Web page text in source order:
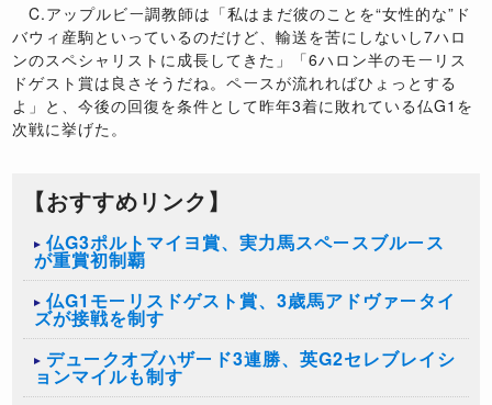
C.アップルビー調教師は「私はまだ彼のことを“女性的な”ド
バウィ産駒といっているのだけど、輸送を苦にしないし7ハロ
ンのスペシャリストに成長してきた」「6ハロン半のモーリス
ドゲスト賞は良さそうだね。ペースが流れればひょっとする
よ」と、今後の回復を条件として昨年3着に敗れている仏G1を
次戦に挙げた。
【おすすめリンク】
仏G3ポルトマイヨ賞、実力馬スペースブルース
が重賞初制覇
仏G1モーリスドゲスト賞、3歳馬アドヴァータイ
ズが接戦を制す
デュークオブハザード3連勝、英G2セレブレイシ
ョンマイルも制す